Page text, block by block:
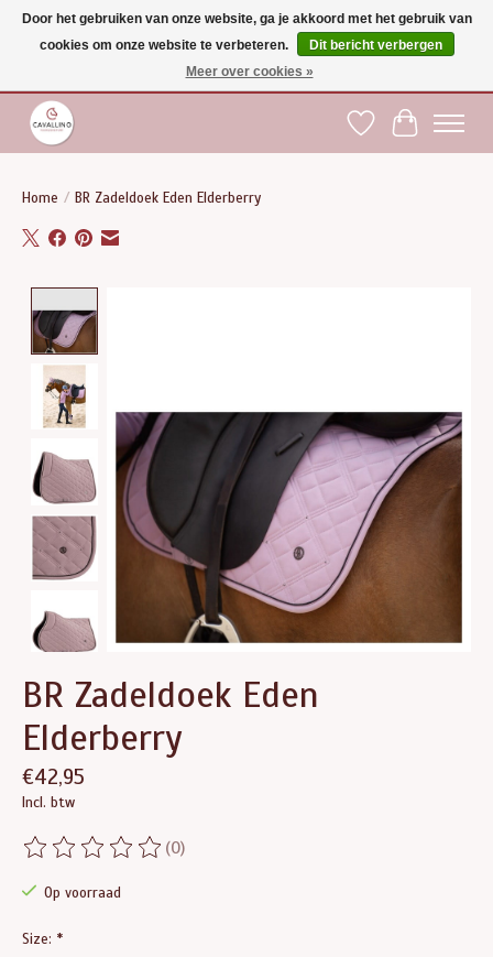
Gratis verzending vanaf €75 binnen BE - vanaf €100 naar EU | Voor 17:00 besteld is
dezelfde dag verzonden | Klantendienst: +32 (0)51 21 27 00 |
Verlanglijst
Home / BR Zadeldoek Eden Elderberry
BR Zadeldoek Eden
Elderberry
€42,95
Incl. btw
De beoordeling van dit product is
(0)
Op voorraad
Size: *
Door het gebruiken van onze website, ga je akkoord met het gebruik van
cookies om onze website te verbeteren.
Dit bericht verbergen
Meer over cookies »